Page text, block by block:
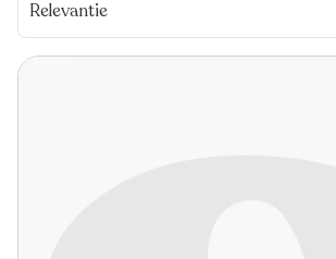
Relevantie